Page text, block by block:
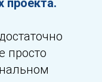
проекта.
просто